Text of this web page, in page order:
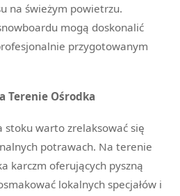
na świeżym powietrzu.
mogą doskonalić
przygotowanym
Terenie Ośrodka
stoku warto zrelaksować się
potrawach. Na terenie
karczm oferujących pyszną
lokalnych specjałów i